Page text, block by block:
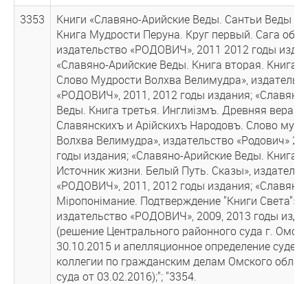
3353
Книги «Славяно-Арийские Веды. Сантьи Веды
Книга Мудрости Перуна. Круг первый. Сага об
издательство «РОДОВИЧ», 2011 2012 годы
«Славяно-Арийские Веды. Книга вторая. Книга
Слово Мудрости Волхва Велимудра»,
«РОДОВИЧ», 2011, 2012 годы издания;
Веды. Книга третья. Инглиiзмъ. Древняя вера
Славянскихъ и Арiйскихъ Народовъ. Слово
Волхва Велимудра», издательство «Родович»
годы издания; «Славяно-Арийские Веды. Книга
Источник жизни. Белый Путь. Сказы»,
«РОДОВИЧ», 2011, 2012 годы издания;
Мiропонiмание. Подтверждение "Книги Света"»,
издательство «РОДОВИЧ», 2009, 2013 годы
(решение Центрального районного суда г.
30.10.2015 и апелляционное определение
коллегии по гражданским делам Омского
суда от 03.02.2016);"; "3354.